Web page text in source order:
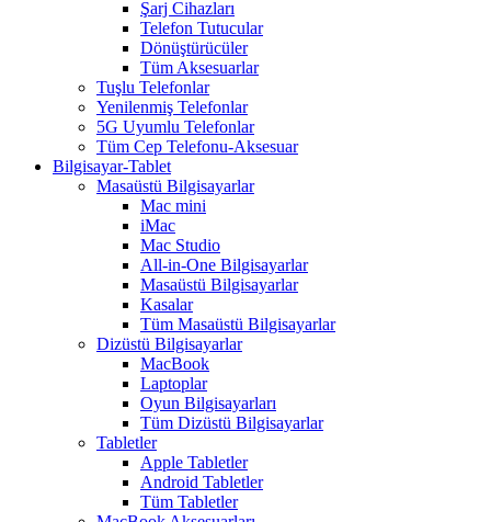
Şarj Cihazları
Telefon Tutucular
Dönüştürücüler
Tüm Aksesuarlar
Tuşlu Telefonlar
Yenilenmiş Telefonlar
5G Uyumlu Telefonlar
Tüm Cep Telefonu-Aksesuar
Bilgisayar-Tablet
Masaüstü Bilgisayarlar
Mac mini
iMac
Mac Studio
All-in-One Bilgisayarlar
Masaüstü Bilgisayarlar
Kasalar
Tüm Masaüstü Bilgisayarlar
Dizüstü Bilgisayarlar
MacBook
Laptoplar
Oyun Bilgisayarları
Tüm Dizüstü Bilgisayarlar
Tabletler
Apple Tabletler
Android Tabletler
Tüm Tabletler